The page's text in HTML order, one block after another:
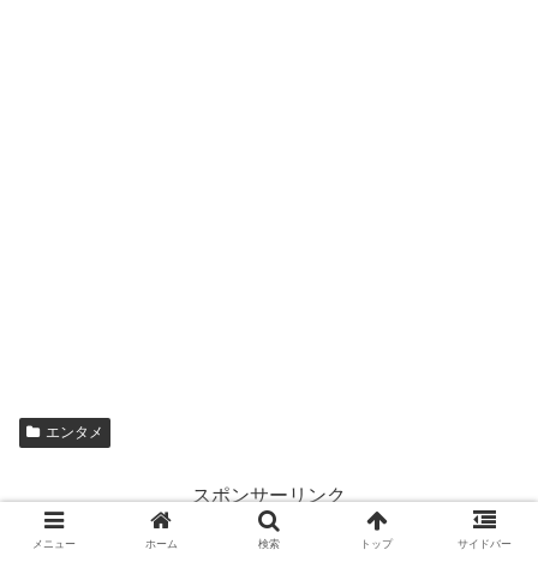
エンタメ
スポンサーリンク
メニュー ホーム 検索 トップ サイドバー